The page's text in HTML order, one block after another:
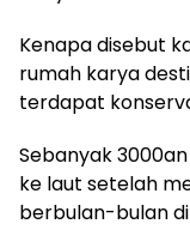
Kenapa disebut
rumah karya
terdapat
Sebanyak
ke laut setelah
berbulan-bulan di